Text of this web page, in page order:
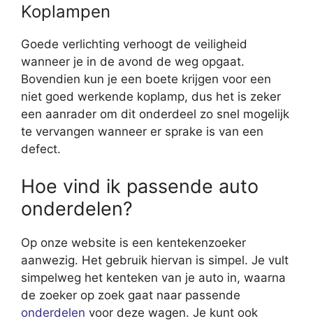
Koplampen
Goede verlichting verhoogt de veiligheid
wanneer je in de avond de weg opgaat.
Bovendien kun je een boete krijgen voor een
niet goed werkende koplamp, dus het is zeker
een aanrader om dit onderdeel zo snel mogelijk
te vervangen wanneer er sprake is van een
defect.
Hoe vind ik passende auto
onderdelen?
Op onze website is een kentekenzoeker
aanwezig. Het gebruik hiervan is simpel. Je vult
simpelweg het kenteken van je auto in, waarna
de zoeker op zoek gaat naar passende
onderdelen voor deze wagen. Je kunt ook